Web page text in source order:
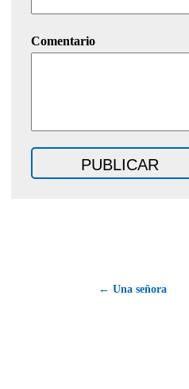
Comentario
← Una señora